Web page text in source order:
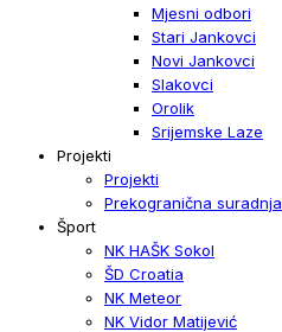
Mjesni odbori
Stari Jankovci
Novi Jankovci
Slakovci
Orolik
Srijemske Laze
Projekti
Projekti
Prekogranična suradnja
Šport
NK HAŠK Sokol
ŠD Croatia
NK Meteor
NK Vidor Matijević